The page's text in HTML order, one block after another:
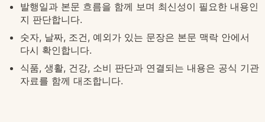
발행일과 본문 흐름을 함께 보며 최신성이 필요한 내용인
지 판단합니다.
숫자, 날짜, 조건, 예외가 있는 문장은 본문 맥락 안에서
다시 확인합니다.
식품, 생활, 건강, 소비 판단과 연결되는 내용은 공식 기관
자료를 함께 대조합니다.